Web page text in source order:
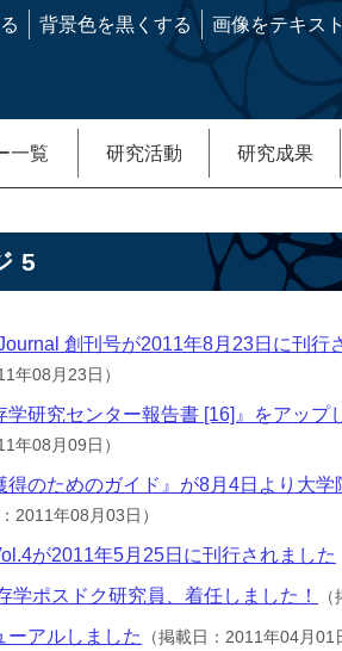
背景色を黒くする 画像をテキス
一覧 研究活動 研究成果
5
創刊号が2011年8月23日に刊行
年08月23日）
学研究センター報告書 [16]』をアップ
年08月09日）
得のためのガイド』が8月4日より大
2011年08月03日）
が2011年5月25日に刊行されました
学ポスドク研究員、着任しました！
ーアルしました （掲載日：2011年04月01